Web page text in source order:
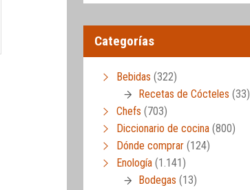
Categorías
Bebidas (322)
Recetas de Cócteles (33)
Chefs (703)
Diccionario de cocina (800)
Dónde comprar (124)
Enología (1.141)
Bodegas (13)